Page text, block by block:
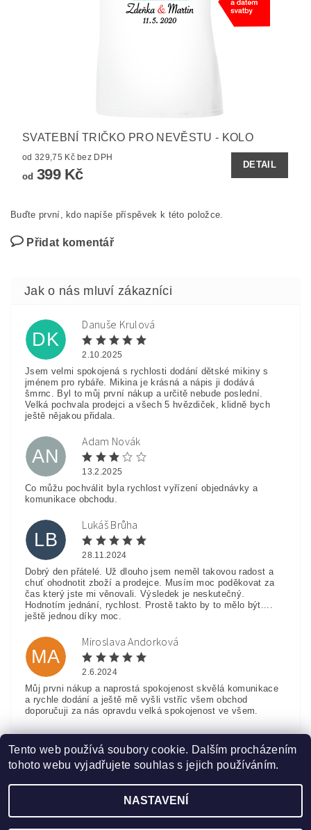
SVATEBNÍ TRIČKO PRO NEVĚSTU - KOLO
od 329,75 Kč bez DPH
od 399 Kč
DETAIL
Buďte první, kdo napíše příspěvek k této položce.
Přidat komentář
DK
Danuše Krulová
2.10.2025
Jsem velmi spokojená s rychlosti dodání dětské mikiny s
jménem pro rybáře. Mikina je krásná a nápis ji dodává
šmrnc. Byl to můj první nákup a určitě nebude poslední.
Velká pochvala prodejci a všech 5 hvězdiček, klidně bych
ještě nějakou přidala.
AN
Adam Novák
13.2.2025
Co můžu pochválit byla rychlost vyřízení objednávky a
komunikace obchodu.
LB
Lukáš Brůha
28.11.2024
Dobrý den přátelé. Už dlouho jsem neměl takovou radost a
chuť ohodnotit zboží a prodejce. Musím moc poděkovat za
čas který jste mi věnovali. Výsledek je neskutečný.
Hodnotím jednání, rychlost. Prostě takto by to mělo být....
ještě jednou díky moc.
MA
Miroslava Andorková
2.6.2024
Můj prvni nákup a naprostá spokojenost skvělá komunikace
a rychle dodání a ještě mě vyšli vstříc všem obchod
doporučuji za nás opravdu velká spokojenost ve všem.
2026 ©www.HobbyTriko.cz, všechna práva vyhrazenaUpravit nastavení cookies
Tento web používá soubory cookie. Dalším procházením
tohoto webu vyjadřujete souhlas s jejich používáním.
NASTAVENÍ